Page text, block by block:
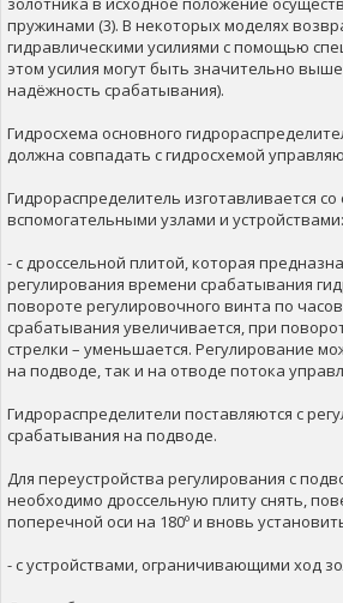
пружинами (3). В некоторых моделях
гидравлическими усилиями с помощью
этом усилия могут быть значительно
надёжность срабатывания).
Гидросхема основного
должна совпадать с гидросхемой
Гидрораспределитель изготавливается
вспомогательными узлами и устройствами:
- с дроссельной плитой, которая
регулирования времени срабатывания
повороте регулировочного винта по
срабатывания увеличивается, при
стрелки – уменьшается. Регулирование
на подводе, так и на отводе потока
Гидрораспределители поставляются с
срабатывания на подводе.
Для переустройства регулирования с
необходимо дроссельную плиту снять,
поперечной оси на 180º и вновь
- с устройствами, ограничивающими ход